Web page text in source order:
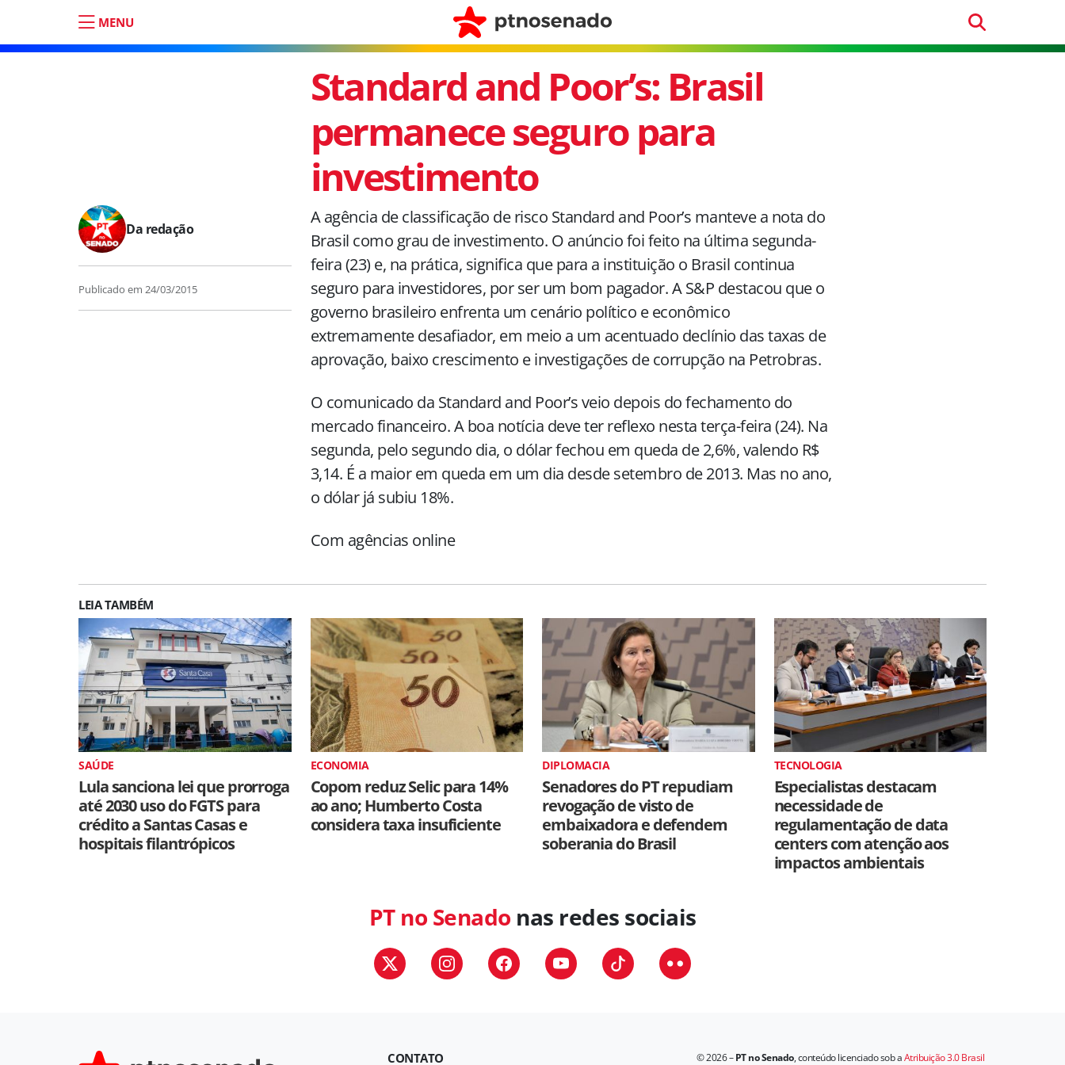
MENU
Standard and Poor’s: Brasil
permanece seguro para
investimento
Da redação
Publicado em 24/03/2015
A agência de classificação de risco Standard and Poor’s manteve a nota do
Brasil como grau de investimento. O anúncio foi feito na última segunda-
feira (23) e, na prática, significa que para a instituição o Brasil continua
seguro para investidores, por ser um bom pagador. A S&P destacou que o
governo brasileiro enfrenta um cenário político e econômico
extremamente desafiador, em meio a um acentuado declínio das taxas de
aprovação, baixo crescimento e investigações de corrupção na Petrobras.
O comunicado da Standard and Poor’s veio depois do fechamento do
mercado financeiro. A boa notícia deve ter reflexo nesta terça-feira (24). Na
segunda, pelo segundo dia, o dólar fechou em queda de 2,6%, valendo R$
3,14. É a maior em queda em um dia desde setembro de 2013. Mas no ano,
o dólar já subiu 18%.
Com agências online
LEIA TAMBÉM
SAÚDE
Lula sanciona lei que prorroga
até 2030 uso do FGTS para
crédito a Santas Casas e
hospitais filantrópicos
ECONOMIA
Copom reduz Selic para 14%
ao ano; Humberto Costa
considera taxa insuficiente
DIPLOMACIA
Senadores do PT repudiam
revogação de visto de
embaixadora e defendem
soberania do Brasil
TECNOLOGIA
Especialistas destacam
necessidade de
regulamentação de data
centers com atenção aos
impactos ambientais
PT no Senado nas redes sociais
CONTATO © 2026 –PT no Senado, conteúdo licenciado sob aAtribuição 3.0 Brasil